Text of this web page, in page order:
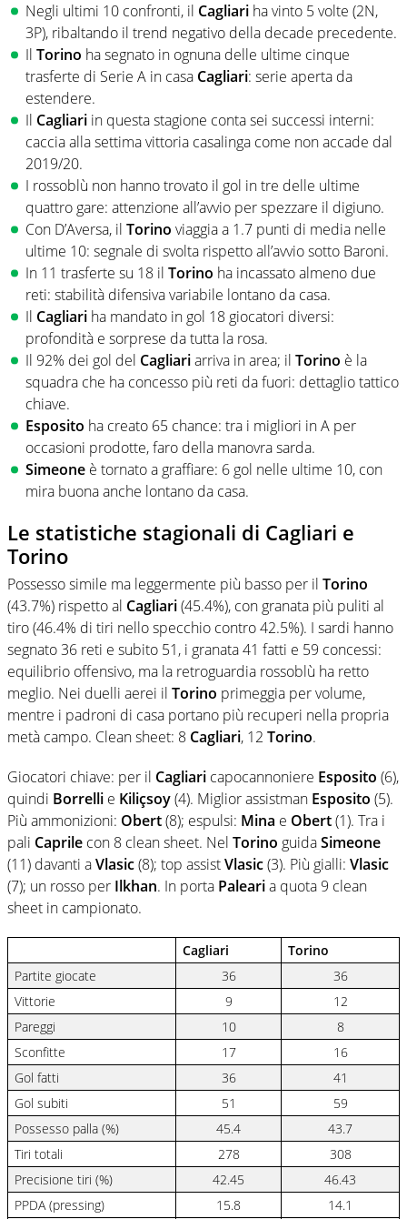
Negli ultimi 10 confronti, il Cagliari ha vinto 5 volte (2N,
3P), ribaltando il trend negativo della decade precedente.
Il Torino ha segnato in ognuna delle ultime cinque
trasferte di Serie A in casa Cagliari: serie aperta da
estendere.
Il Cagliari in questa stagione conta sei successi interni:
caccia alla settima vittoria casalinga come non accade dal
2019/20.
I rossoblù non hanno trovato il gol in tre delle ultime
quattro gare: attenzione all’avvio per spezzare il digiuno.
Con D’Aversa, il Torino viaggia a 1.7 punti di media nelle
ultime 10: segnale di svolta rispetto all’avvio sotto Baroni.
In 11 trasferte su 18 il Torino ha incassato almeno due
reti: stabilità difensiva variabile lontano da casa.
Il Cagliari ha mandato in gol 18 giocatori diversi:
profondità e sorprese da tutta la rosa.
Il 92% dei gol del Cagliariarriva in area; il Torino è la
squadra che ha concesso più reti da fuori: dettaglio tattico
chiave.
Esposito ha creato 65 chance: tra i migliori in A per
occasioni prodotte, faro della manovra sarda.
Simeone è tornato a graffiare: 6 gol nelle ultime 10, con
mira buona anche lontano da casa.
Le statistiche stagionali di Cagliari e
Torino
Possesso simile ma leggermente più basso per il Torino
(43.7%) rispetto al Cagliari(45.4%), con granata più puliti al
tiro (46.4% di tiri nello specchio contro 42.5%). I sardi hanno
segnato 36 reti e subito 51, i granata 41 fatti e 59 concessi:
equilibrio offensivo, ma la retroguardia rossoblù ha retto
meglio. Nei duelli aerei il Torino primeggia per volume,
mentre i padroni di casa portano più recuperi nella propria
metà campo. Clean sheet: 8 Cagliari, 12 Torino.
Giocatori chiave: per il Cagliari capocannoniere Esposito (6),
quindi Borrelli e Kiliçsoy(4). Miglior assistman Esposito (5).
Più ammonizioni: Obert(8); espulsi: Mina e Obert(1). Tra i
pali Caprile con 8 clean sheet. Nel Torino guidaSimeone
(11) davanti aVlasic(8); top assistVlasic(3). Più gialli: Vlasic
(7); un rosso per Ilkhan. In porta Palearia quota 9 clean
sheet in campionato.
Cagliari
Torino
Partite giocate
36
36
Vittorie
9
12
Pareggi
10
8
Sconfitte
17
16
Gol fatti
36
41
Gol subiti
51
59
Possesso palla (%)
45.4
43.7
Tiri totali
278
308
Precisione tiri (%)
42.45
46.43
PPDA (pressing)
15.8
14.1